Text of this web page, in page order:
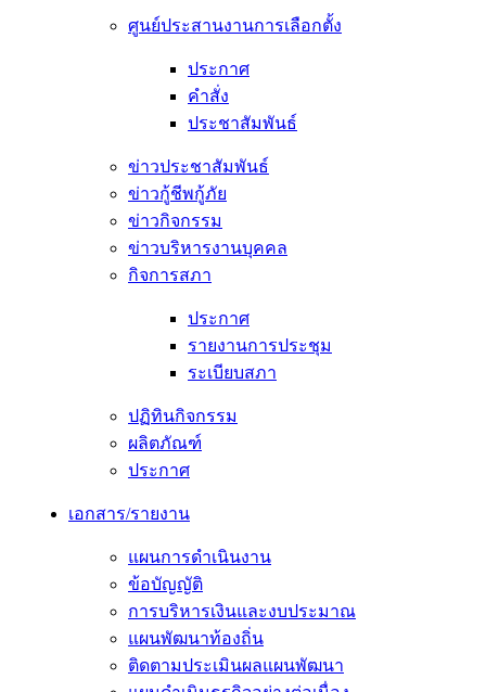
ศูนย์ประสานงานการเลือกตั้ง
ประกาศ
คำสั่ง
ประชาสัมพันธ์
ข่าวประชาสัมพันธ์
ข่าวกู้ชีพกู้ภัย
ข่าวกิจกรรม
ข่าวบริหารงานบุคคล
กิจการสภา
ประกาศ
รายงานการประชุม
ระเบียบสภา
ปฏิทินกิจกรรม
ผลิตภัณฑ์
ประกาศ
เอกสาร/รายงาน
แผนการดำเนินงาน
ข้อบัญญัติ
การบริหารเงินและงบประมาณ
แผนพัฒนาท้องถิ่น
ติดตามประเมินผลแผนพัฒนา